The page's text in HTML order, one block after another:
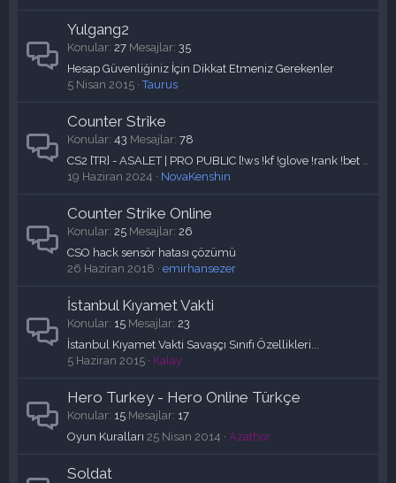
Yulgang2
Konular 27 Mesajlar 35
Hesap Güvenliğiniz İçin Dikkat Etmeniz Gerekenler
5 Nisan 2015 Taurus
Counter Strike
Konular 43 Mesajlar 78
19 Haziran 2024
NovaKenshin
Counter Strike Online
Konular 25 Mesajlar 26
CSO hack sensör hatası çözümü
26 Haziran 2018
emirhansezer
İstanbul Kıyamet Vakti
Konular 15 Mesajlar 23
İstanbul Kıyamet Vakti Savaşçı Sınıfı Özellikleri...
5 Haziran 2015
Kalay
Hero Turkey - Hero Online Türkçe
Konular 15 Mesajlar 17
Oyun Kuralları 25 Nisan 2014 Azathor
Soldat